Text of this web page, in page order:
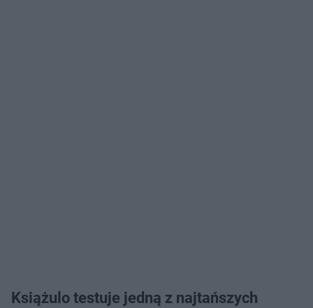
Książulo testuje jedną z najtańszych